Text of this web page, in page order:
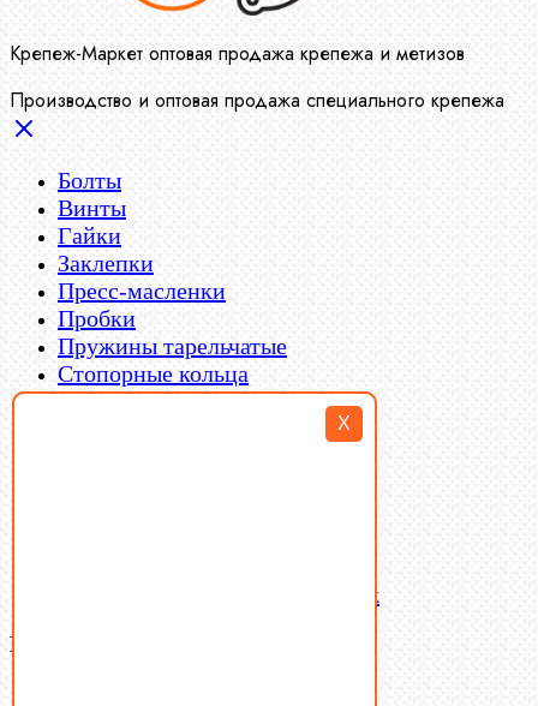
X
Крепеж-Маркет оптовая продажа крепежа и метизов
Производство и оптовая продажа специального крепежа
Болты
Винты
Гайки
Заклепки
Пресс-масленки
Пробки
Пружины тарельчатые
Стопорные кольца
Такелаж
Латунный и бронзовый крепеж
Ваша корзина